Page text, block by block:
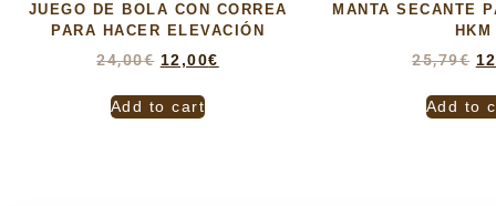
JUEGO DE BOLA CON CORREA
PARA HACER ELEVACIÓN
24,00€ 12,00€
Add to cart
MANTA SECANTE
HKM
25,79€
Add to